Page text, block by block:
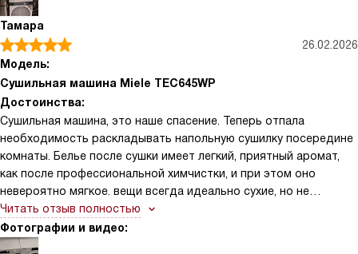
Тамара
26.02.2026
Модель:
Сушильная машина Miele TEC645WP
Достоинства:
Сушильная машина, это наше спасение. Теперь отпала
необходимость раскладывать напольную сушилку посередине
комнаты. Белье после сушки имеет легкий, приятный аромат,
как после профессиональной химчистки, и при этом оно
невероятно мягкое. вещи всегда идеально сухие, но не
пересушенные, что особенно важно для деликатных тканей.
спасибо производителю за функцию дозагрузки. Барабан с
подсветкой и сотовой структурой бережно относится даже к
Читать отзыв полностью
Фотографии и видео: